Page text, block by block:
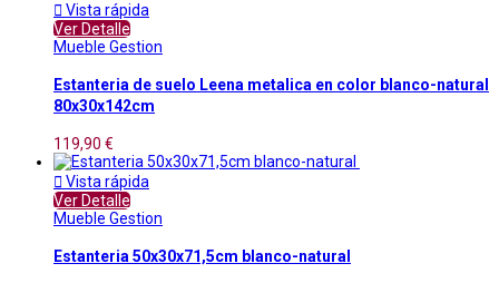
 Vista rápida
Ver Detalle
Mueble Gestion
Estanteria de suelo Leena metalica en color blanco-natural
80x30x142cm
119,90 €
 Vista rápida
Ver Detalle
Mueble Gestion
Estanteria 50x30x71,5cm blanco-natural